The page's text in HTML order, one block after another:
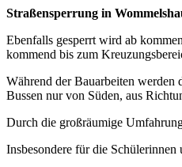
Straßensperrung in
Ebenfalls gesperrt wird ab
kommend bis zum
Während der Bauarbeiten werden
Bussen nur von Süden, aus
Durch die großräumige
Insbesondere für die